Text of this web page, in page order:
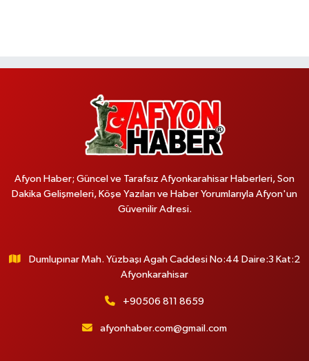
Afyon Haber; Güncel ve Tarafsız Afyonkarahisar Haberleri, Son
Dakika Gelişmeleri, Köşe Yazıları ve Haber Yorumlarıyla Afyon'un
Güvenilir Adresi.
Dumlupınar Mah. Yüzbaşı Agah Caddesi No:44 Daire:3 Kat:2
Afyonkarahisar
+90506 811 8659
afyonhaber.com@gmail.com